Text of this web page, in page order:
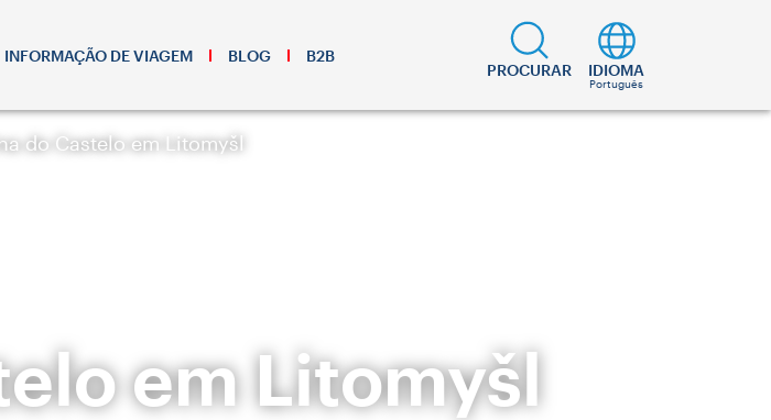
INFORMAÇÃO DE VIAGEM BLOG B2B
PROCURAR IDIOMA
Português
do Castelo em Litomyšl
em Litomyšl